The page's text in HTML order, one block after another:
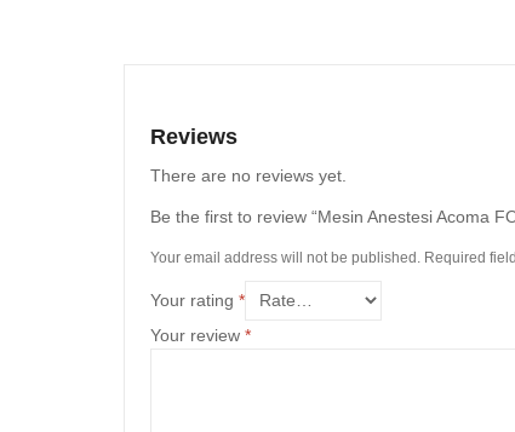
Reviews
There are no reviews yet.
Be the first to review “Mesin Anestesi Acoma
Your email address will not be published. Required
Your rating *
Your review *